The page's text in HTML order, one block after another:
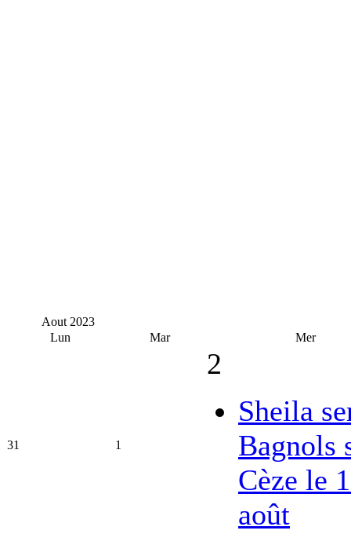
Aout 2023
Lun
Mar Mer
31 1
2
Sheila
Bagnols
Cèze le
août